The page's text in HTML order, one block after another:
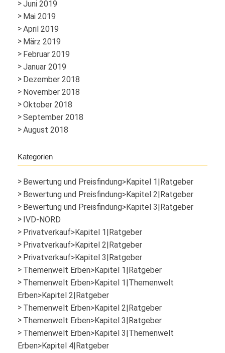
Juni 2019
Mai 2019
April 2019
März 2019
Februar 2019
Januar 2019
Dezember 2018
November 2018
Oktober 2018
September 2018
August 2018
Kategorien
Bewertung und Preisfindung>Kapitel 1|Ratgeber
Bewertung und Preisfindung>Kapitel 2|Ratgeber
Bewertung und Preisfindung>Kapitel 3|Ratgeber
IVD-NORD
Privatverkauf>Kapitel 1|Ratgeber
Privatverkauf>Kapitel 2|Ratgeber
Privatverkauf>Kapitel 3|Ratgeber
Themenwelt Erben>Kapitel 1|Ratgeber
Themenwelt Erben>Kapitel 1|Themenwelt
Erben>Kapitel 2|Ratgeber
Themenwelt Erben>Kapitel 2|Ratgeber
Themenwelt Erben>Kapitel 3|Ratgeber
Themenwelt Erben>Kapitel 3|Themenwelt
Erben>Kapitel 4|Ratgeber